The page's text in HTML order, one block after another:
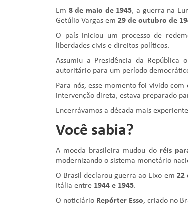
Em 8 de maio de 1945, a guerra na
Getúlio Vargas em 29 de outubro de
O país iniciou um processo de
liberdades civis e direitos políticos.
Assumiu a Presidência da República
autoritário para um período
Para nós, esse momento foi vivido
intervenção direta, estava preparado
Encerrávamos a década mais
Você sabia?
A moeda brasileira mudou do réis
modernizando o sistema monetário
O Brasil declarou guerra ao Eixo em 22
Itália entre 1944 e 1945.
O noticiário Repórter Esso, criado no